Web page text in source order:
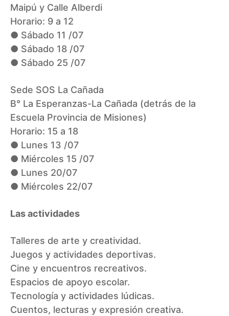
Maipú y Calle Alberdi
Horario: 9 a 12
● Sábado 11 /07
● Sábado 18 /07
● Sábado 25 /07
Sede SOS La Cañada
B° La Esperanzas-La Cañada (detrás de la
Escuela Provincia de Misiones)
Horario: 15 a 18
● Lunes 13 /07
● Miércoles 15 /07
● Lunes 20/07
● Miércoles 22/07
Las actividades
Talleres de arte y creatividad.
Juegos y actividades deportivas.
Cine y encuentros recreativos.
Espacios de apoyo escolar.
Tecnología y actividades lúdicas.
Cuentos, lecturas y expresión creativa.